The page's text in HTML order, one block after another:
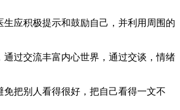
生应积极提示和鼓励自己，并利用周围的
过交流丰富内心世界，通过交谈，情绪
把别人看得很好，把自己看得一文不